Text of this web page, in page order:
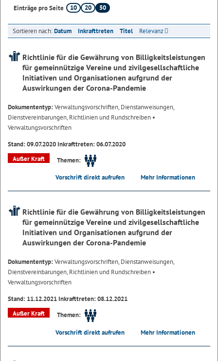
Einträge pro Seite
10 20 50
Sortieren nach:Datum Inkrafttreten Titel Relevanz
Richtlinie für die Gewährung von Billigkeitsleistungen
für gemeinnützige Vereine und zivilgesellschaftliche
Initiativen und Organisationen aufgrund der
Auswirkungen der Corona-Pandemie
Dokumententyp:Verwaltungsvorschriften, Dienstanweisungen,
Dienstvereinbarungen, Richtlinien und Rundschreiben •
Verwaltungsvorschriften
Stand: 09.07.2020 Inkrafttreten: 06.07.2020
Außer Kraft
Themen:
Vorschrift direkt aufrufen Mehr Informationen
Richtlinie für die Gewährung von Billigkeitsleistungen
für gemeinnützige Vereine und zivilgesellschaftliche
Initiativen und Organisationen aufgrund der
Auswirkungen der Corona-Pandemie
Dokumententyp:Verwaltungsvorschriften, Dienstanweisungen,
Dienstvereinbarungen, Richtlinien und Rundschreiben •
Verwaltungsvorschriften
Stand: 11.12.2021 Inkrafttreten: 08.12.2021
Außer Kraft
Themen:
Vorschrift direkt aufrufen Mehr Informationen